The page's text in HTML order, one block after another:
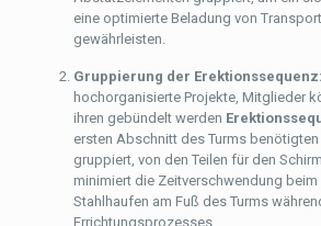
eine optimierte Beladung von
gewährleisten.
Gruppierung der Erektionssequenz:
hochorganisierte Projekte, Mitglieder
ihren gebündelt werden
ersten Abschnitt des Turms benötigten
gruppiert, von den Teilen für den
minimiert die Zeitverschwendung beim
Stahlhaufen am Fuß des Turms
Errichtungsprozesses.